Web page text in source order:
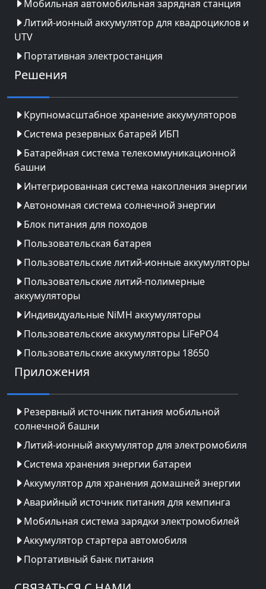
Мобильная автомобильная зарядная станция
Литий-ионный аккумулятор для квадроциклов и
UTV
Портативная электростанция
Решения
Крупномасштабное хранение аккумуляторов
Система резервных батарей ИБП
Батарейная система телекоммуникационной
башни
Интегрированная система накопления энергии
Автономная система солнечной энергии
Блок питания для походов
Пользовательская батарея
Пользовательские литий-ионные аккумуляторы
Пользовательские литий-полимерные
аккумуляторы
Индивидуальные NiMH аккумуляторы
Пользовательские аккумуляторы LiFePO4
Пользовательские аккумуляторы 18650
Приложения
Резервный источник питания мобильной
солнечной башни
Литий-ионный аккумулятор для электромобиля
Система хранения энергии батареи
Аккумулятор для хранения домашней энергии
Аварийный источник питания для кемпинга
Мобильная система зарядки электромобилей
Аккумулятор стартера автомобиля
Портативный банк питания